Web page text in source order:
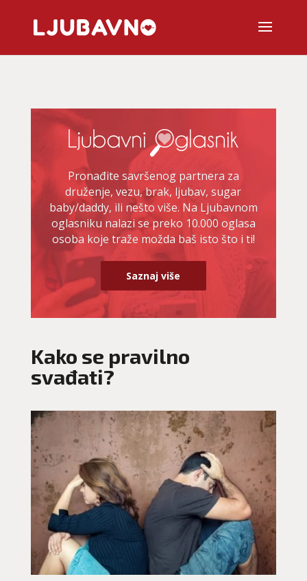
Pronađite savršenog partnera za
druženje, vezu, brak, ljubav, sugar
baby/daddy, ili nešto više. Na Ljubavnom
oglasniku nalazi se preko 10.000 oglasa
osoba koje traže možda baš isto što i ti!
Saznaj više
Kako se pravilno
svađati?